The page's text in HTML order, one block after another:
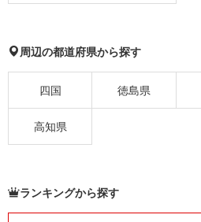
周辺の都道府県から探す
四国 徳島県
高知県
ランキングから探す